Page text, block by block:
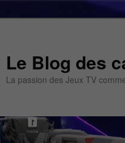
Le Blog des
La passion des Jeux TV